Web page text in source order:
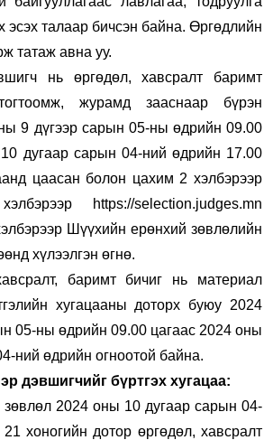
эсэх талаар бичсэн байна. Өргөдлийн
татаж авна уу.
нь өргөдөл, хавсралт баримт
журамд зааснаар бүрэн
9 дүгээр сарын 05-ны өдрийн 09.00
дугаар сарын 04-ний өдрийн 17.00
цаасан болон цахим 2 хэлбэрээр
https://selection.judges.mn
Шүүхийн ерөнхий зөвлөлийн
хүлээлгэн өгнө.
баримт бичиг нь материал
хугацааны доторх буюу 2024
05-ны өдрийн 09.00 цагаас 2024 оны
ний өдрийн огноотой байна.
дэвшигчийг бүртгэх хугацаа:
2024 оны 10 дугаар сарын 04-
хоногийн дотор өргөдөл, хавсралт